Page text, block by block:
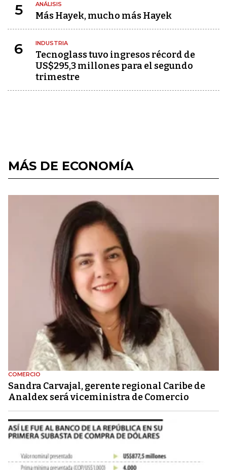
5 ANÁLISIS
Más Hayek, mucho más Hayek
6 INDUSTRIA
Tecnoglass tuvo ingresos récord de
US$295,3 millones para el segundo
trimestre
MÁS DE ECONOMÍA
COMERCIO
Sandra Carvajal, gerente regional Caribe de
Analdex será viceministra de Comercio